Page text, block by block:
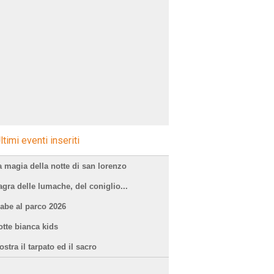
eventi inseriti
magia della notte di san lorenzo
delle lumache, del coniglio...
al parco 2026
bianca kids
il tarpato ed il sacro